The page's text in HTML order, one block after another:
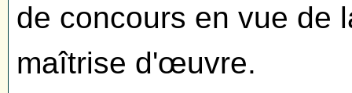
de concours en vue de
maîtrise d'œuvre.